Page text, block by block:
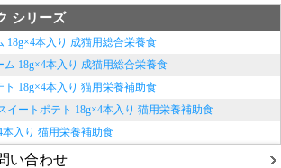
シリーズ
18g×4本入り 成猫用総合栄養食
18g×4本入り 成猫用総合栄養食
18g×4本入り 猫用栄養補助食
イートポテト 18g×4本入り 猫用栄養補助食
入り 猫用栄養補助食
い合わせ